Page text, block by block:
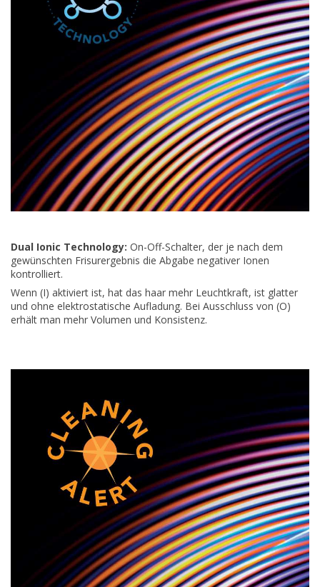
Dual Ionic Technology: On-Off-Schalter, der je nach dem
gewünschten Frisurergebnis die Abgabe negativer Ionen
kontrolliert.
Wenn (I) aktiviert ist, hat das haar mehr Leuchtkraft, ist glatter
und ohne elektrostatische Aufladung. Bei Ausschluss von (O)
erhält man mehr Volumen und Konsistenz.